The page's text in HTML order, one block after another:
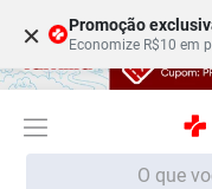
× Promoção
Economize R$10 em
O que você está